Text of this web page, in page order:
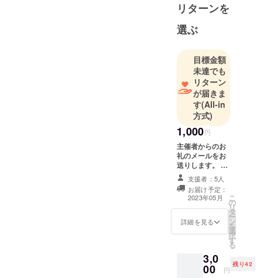
リターンを
選ぶ
目標金額
未達でも
リターン
が届きま
す(All-in
方式)
1,000円
主催者からのお
礼のメールをお
送りします。 ご
支援ありがとう
ございます！
支援者：5人
お届け予定：
2023年05月
詳細を見る
こ
の
リ
タ
ー
ン
を
選
択
す
る
3,0
00 円
残り42